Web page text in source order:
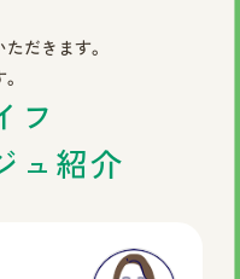
だきます。
フ
ュ紹介